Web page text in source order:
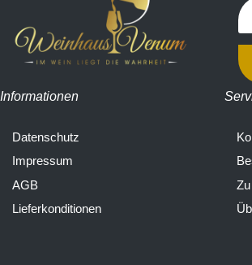
Informationen
Datenschutz
Impressum
AGB
Lieferkonditionen